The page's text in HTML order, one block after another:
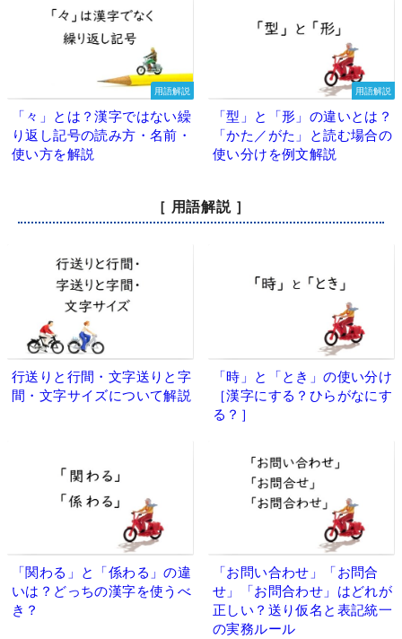
用語解説
「々」とは？漢字ではない繰
り返し記号の読み方・名前・
使い方を解説
用語解説
「型」と「形」の違いとは？
「かた／がた」と読む場合の
使い分けを例文解説
［ 用語解説 ］
行送りと行間・文字送りと字
間・文字サイズについて解説
「時」と「とき」の使い分け
［漢字にする？ひらがなにす
る？］
「関わる」と「係わる」の違
いは？どっちの漢字を使うべ
き？
「お問い合わせ」「お問合
せ」「お問合わせ」はどれが
正しい？送り仮名と表記統一
の実務ルール